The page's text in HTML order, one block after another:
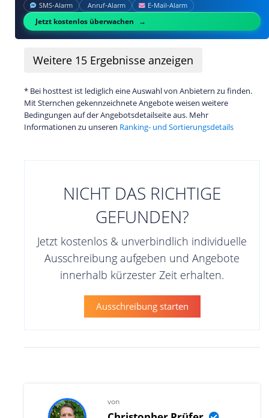
SMS‑Alarm Anruf‑Alarm E‑Mail‑Alarm
Jetzt kostenlos überwachen
Weitere 15 Ergebnisse anzeigen
* Bei hosttest ist lediglich eine Auswahl von Anbietern zu finden.
Mit Sternchen gekennzeichnete Angebote weisen weitere
Bedingungen auf der Angebotsdetailseite aus. Mehr
Informationen zu unseren Ranking- und Sortierungsdetails
NICHT DAS RICHTIGE
GEFUNDEN?
Jetzt kostenlos & unverbindlich individuelle
Ausschreibung aufgeben und Angebote
innerhalb kürzester Zeit erhalten.
Ausschreibung starten
von